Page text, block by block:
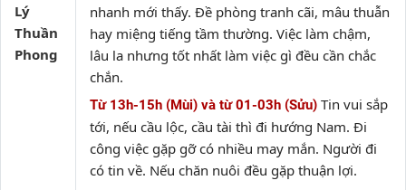
Lý
Thuần
Phong
nhanh mới thấy. Đề phòng tranh cãi, mâu thuẫn
hay miệng tiếng tầm thường. Việc làm chậm,
lâu la nhưng tốt nhất làm việc gì đều cần chắc
chắn.
Từ 13h-15h (Mùi) và từ 01-03h (Sửu) Tin vui sắp
tới, nếu cầu lộc, cầu tài thì đi hướng Nam. Đi
công việc gặp gỡ có nhiều may mắn. Người đi
có tin về. Nếu chăn nuôi đều gặp thuận lợi.